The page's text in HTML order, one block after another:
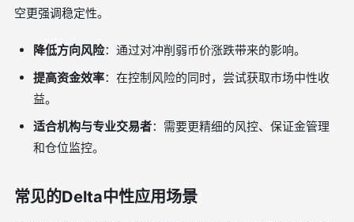
空更强调稳定性。
降低方向风险：通过对冲削弱币价涨跌带来的影响。
提高资金效率：在控制风险的同时，尝试获取市场中性收
益。
适合机构与专业交易者：需要更精细的风控、保证金管理
和仓位监控。
常见的Delta中性应用场景